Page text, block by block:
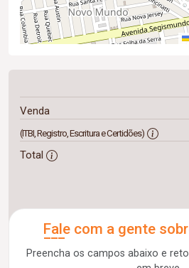
Venda
(ITBI, Registro, Escritura e Certidões)
Total
Fale com a gente
Preencha os campos abaixo e